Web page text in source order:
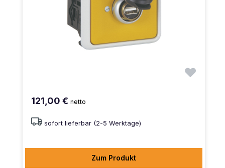
121,00 € netto
sofort lieferbar (2-5 Werktage)
Zum Produkt